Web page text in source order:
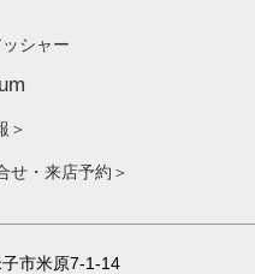
ッシャー
＞
せ・来店予約＞
市米原7-1-14